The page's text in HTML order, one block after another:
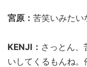
宮原： 苦笑いみたい
KENJI： さっとん、
いしてくるもんね